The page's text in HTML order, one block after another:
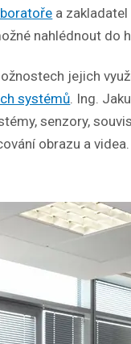
a
nahlédnout do
jejich
systémů. Ing.
senzory,
obrazu a